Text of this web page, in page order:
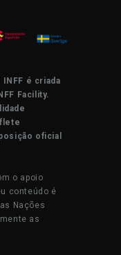
é criada
Facility.
oficial
o apoio
conteúdo é
Nações
as